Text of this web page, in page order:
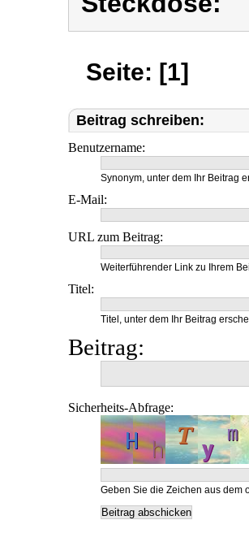
Seite: [1]
Beitrag schreiben:
Benutzername:
Synonym, unter dem Ihr Beitrag
E-Mail:
URL zum Beitrag:
Weiterführender Link zu Ihrem
Titel:
Titel, unter dem Ihr Beitrag
Beitrag:
Sicherheits-Abfrage:
Geben Sie die Zeichen aus dem